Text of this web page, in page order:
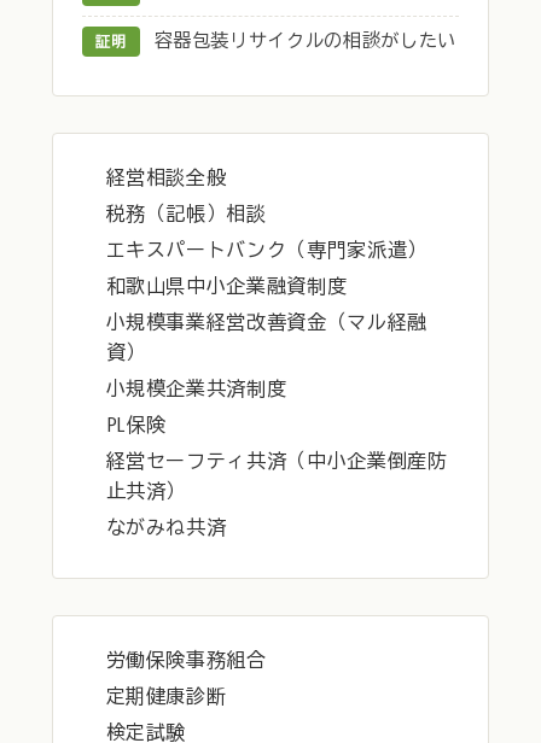
証明 容器包装リサイクルの相談がしたい
経営相談全般
税務（記帳）相談
エキスパートバンク（専門家派遣）
和歌山県中小企業融資制度
小規模事業経営改善資金（マル経融
資）
小規模企業共済制度
PL保険
経営セーフティ共済（中小企業倒産防
止共済）
ながみね共済
労働保険事務組合
定期健康診断
検定試験